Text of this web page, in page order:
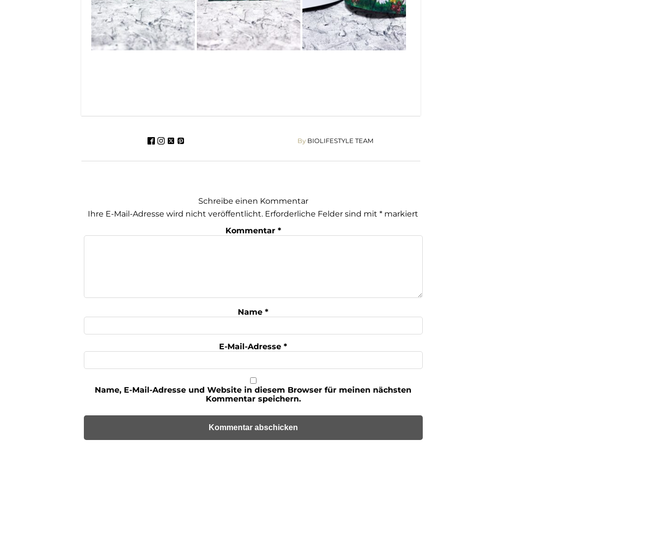
By BIOLIFESTYLE TEAM
Schreibe einen Kommentar
Ihre E-Mail-Adresse wird nicht veröffentlicht. Erforderliche Felder sind mit* markiert
Kommentar *
Name*
E-Mail-Adresse*
Name, E-Mail-Adresse und Website in diesem Browser für meinen nächsten
Kommentar speichern.